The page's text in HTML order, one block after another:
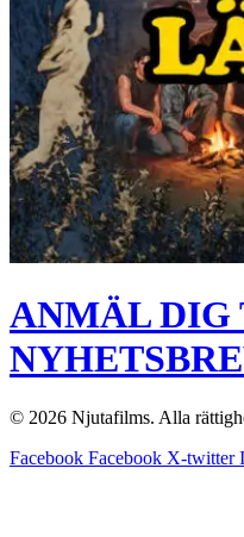
ANMÄL DIG
© 2026 Njutafilms. Alla
Facebook Facebook X-twitter